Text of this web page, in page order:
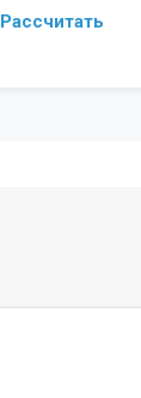
Рассчитать